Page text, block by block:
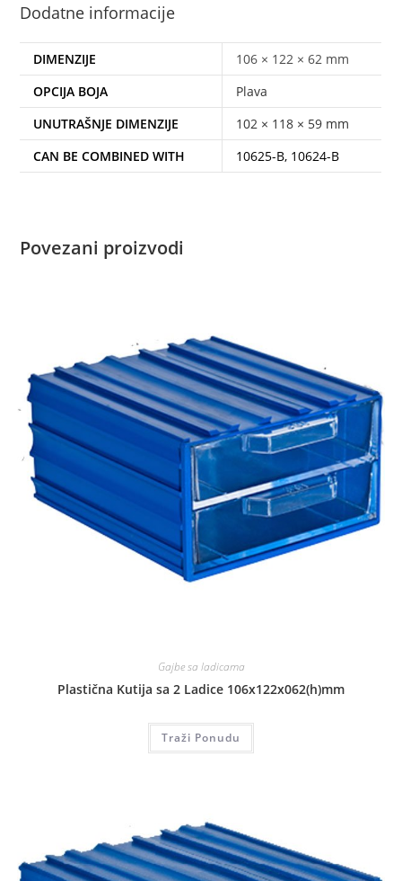
Dodatne informacije
DIMENZIJE
106 × 122 × 62 mm
OPCIJA BOJA
Plava
UNUTRAŠNJE DIMENZIJE
102 × 118 × 59 mm
CAN BE COMBINED WITH
10625-B, 10624-B
Povezani proizvodi
Gajbe sa ladicama
Plastična Kutija sa 2 Ladice 106x122x062(h)mm
Traži Ponudu